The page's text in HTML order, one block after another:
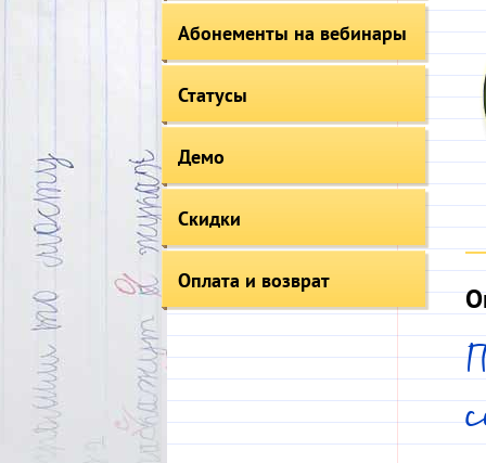
Абонементы на вебинары
Статусы
Демо
Скидки
Оплата и возврат